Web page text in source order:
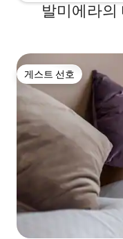
발미에라의
게스트 선호
게스트 선호